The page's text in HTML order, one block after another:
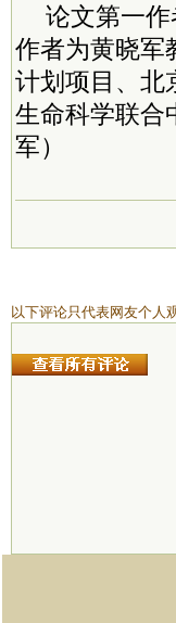
论文第一
作者为黄晓军
计划项目、北
生命科学联合
军）
以下评论只代表网友个人